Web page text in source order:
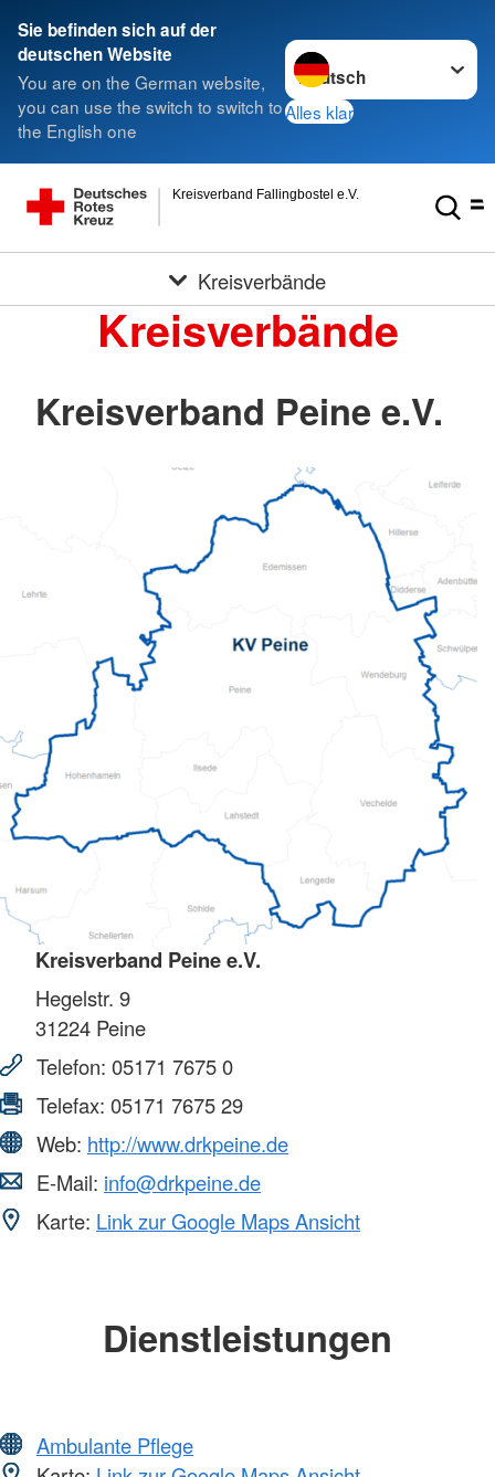
Sie befinden sich auf der
deutschen Website
You are on the German website,
you can use the switch to switch to
the English one
Sprache wechseln zu
Alles klar
Kreisverband Fallingbostel e.V.
Kreisverbände
Kreisverbände
Kreisverband Peine e.V.
Kreisverband Peine e.V.
Hegelstr. 9
31224 Peine
Telefon: 05171 7675 0
Telefax: 05171 7675 29
Web: http://www.drkpeine.de
E-Mail: info@drkpeine.de
Karte: Link zur Google Maps Ansicht
Dienstleistungen
Ambulante Pflege